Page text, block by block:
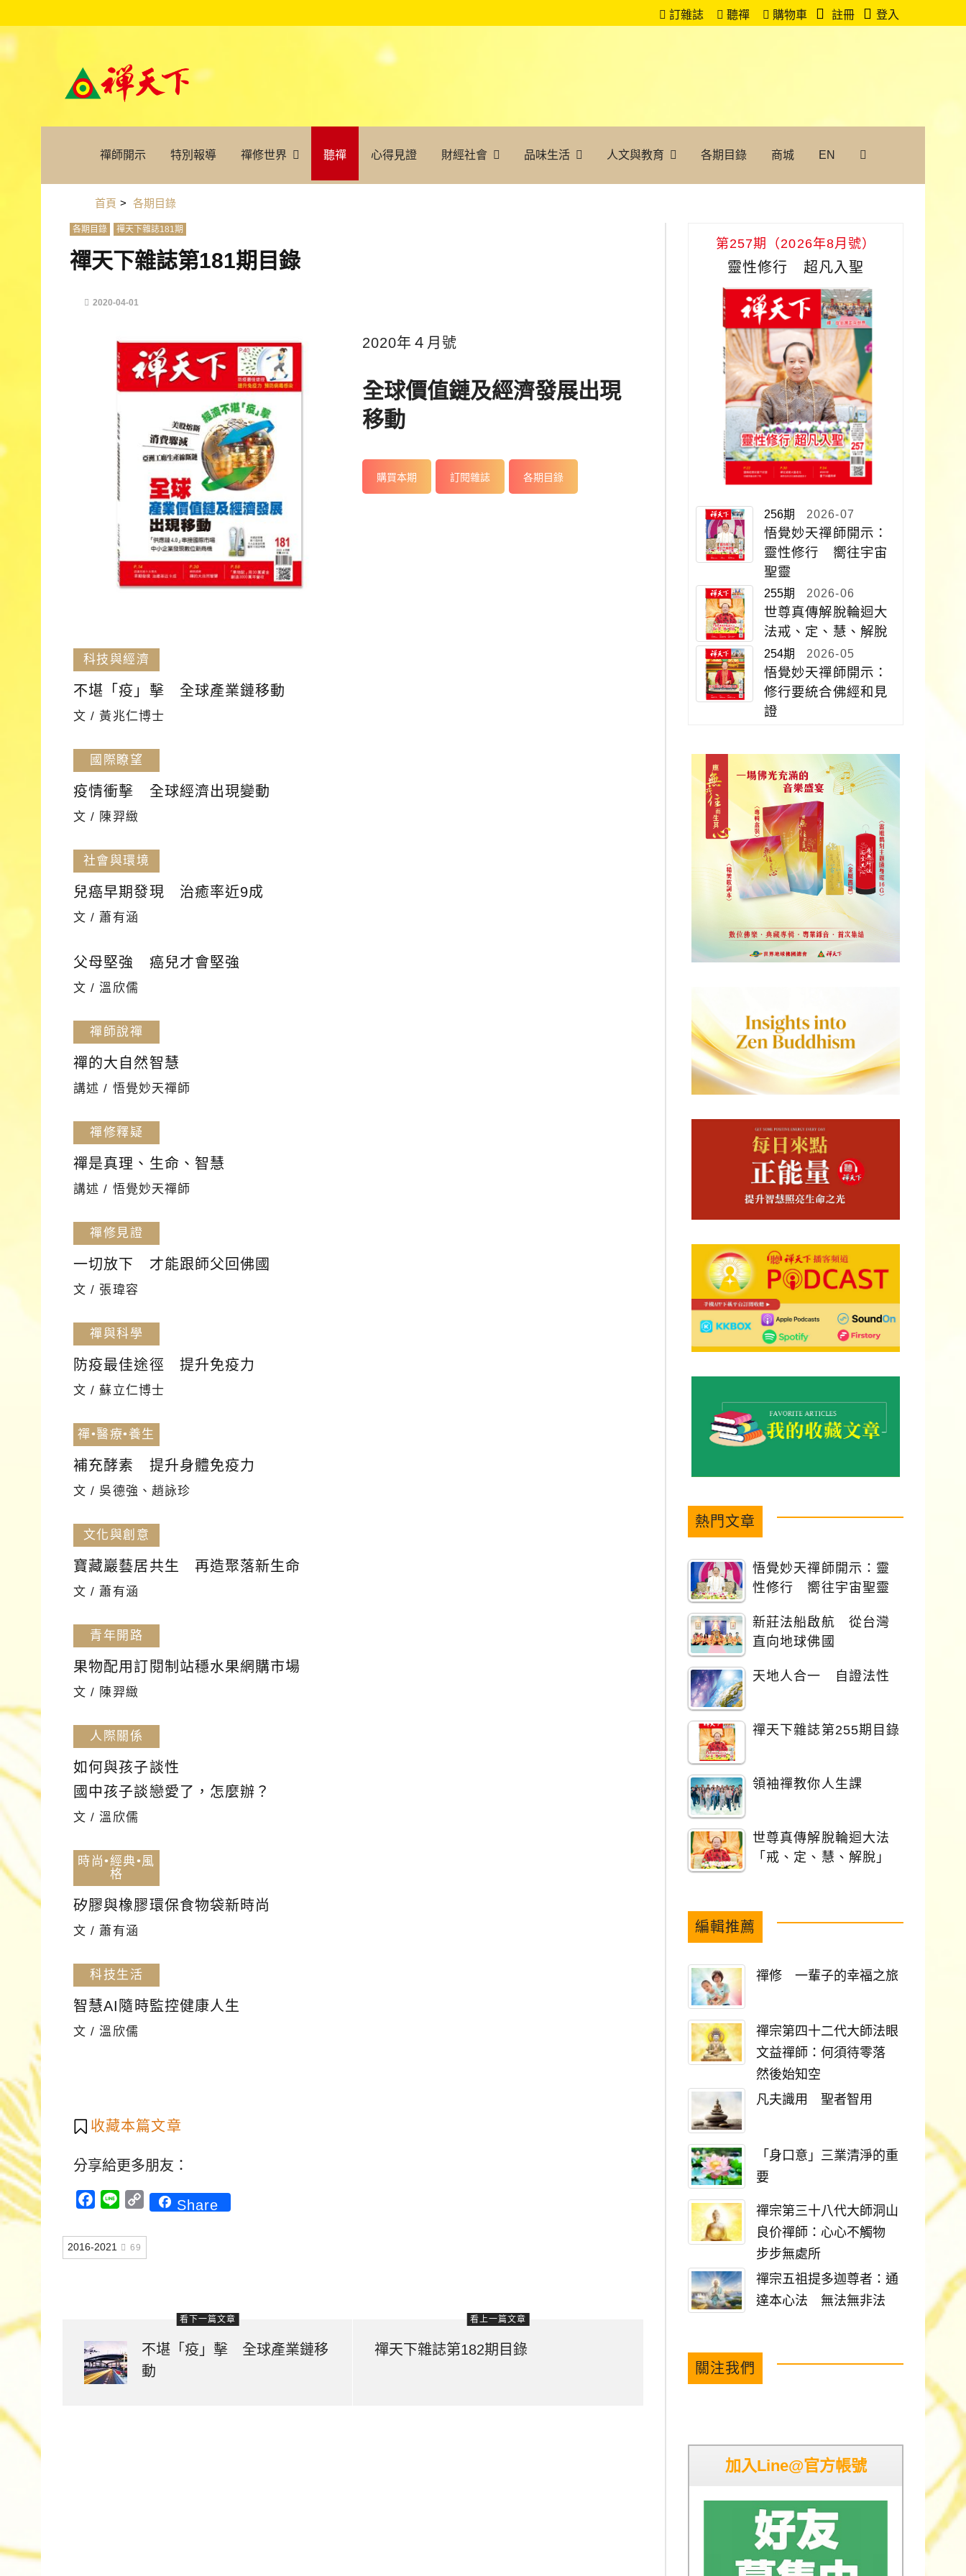
訂雜誌 聽禪 購物車 註冊 登入
禪師開示 特別報導 禪修世界 聽禪 心得見證 財經社會 品味生活 人文與教育 各期目錄 商城 EN
首頁 > 各期目錄
各期目錄 禪天下雜誌181期
禪天下雜誌第181期目錄
2020-04-01
2020年４月號
全球價值鏈及經濟發展出現
移動
購買本期 訂閱雜誌 各期目錄
科技與經濟
不堪「疫」擊 全球產業鏈移動
文 / 黃兆仁博士
國際瞭望
疫情衝擊 全球經濟出現變動
文 / 陳羿緻
社會與環境
兒癌早期發現 治癒率近9成
文 / 蕭有涵
父母堅強 癌兒才會堅強
文 / 溫欣儒
禪師說禪
禪的大自然智慧
講述 / 悟覺妙天禪師
禪修釋疑
禪是真理、生命、智慧
講述 / 悟覺妙天禪師
禪修見證
一切放下 才能跟師父回佛國
文 / 張瑋容
禪與科學
防疫最佳途徑 提升免疫力
文 / 蘇立仁博士
禪•醫療•養生
補充酵素 提升身體免疫力
文 / 吳德強、趙詠珍
文化與創意
寶藏巖藝居共生 再造聚落新生命
文 / 蕭有涵
青年開路
果物配用訂閱制站穩水果網購市場
文 / 陳羿緻
人際關係
如何與孩子談性
國中孩子談戀愛了，怎麼辦？
文 / 溫欣儒
時尚•經典•風
格
矽膠與橡膠環保食物袋新時尚
文 / 蕭有涵
科技生活
智慧AI隨時監控健康人生
文 / 溫欣儒
收藏本篇文章
分享給更多朋友：
Facebook
Line
CopyShare
2016-2021 69
看下一篇文章
不堪「疫」擊 全球產業鏈移
動
看上一篇文章
禪天下雜誌第182期目錄
第257期（2026年8月號）
靈性修行 超凡入聖
256期 2026-07
悟覺妙天禪師開示：
靈性修行 嚮往宇宙
聖靈
255期 2026-06
世尊真傳解脫輪迴大
法戒、定、慧、解脫
254期 2026-05
悟覺妙天禪師開示：
修行要統合佛經和見
證
熱門文章
悟覺妙天禪師開示：靈
性修行 嚮往宇宙聖靈
新莊法船啟航 從台灣
直向地球佛國
天地人合一 自證法性
禪天下雜誌第255期目錄
領袖禪教你人生課
世尊真傳解脫輪迴大法
「戒、定、慧、解脫」
編輯推薦
禪修 一輩子的幸福之旅
禪宗第四十二代大師法眼
文益禪師：何須待零落
然後始知空
凡夫識用 聖者智用
「身口意」三業清淨的重
要
禪宗第三十八代大師洞山
良价禪師：心心不觸物
步步無處所
禪宗五祖提多迦尊者：通
達本心法 無法無非法
關注我們
加入Line@官方帳號